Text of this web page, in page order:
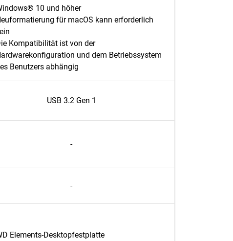
10 und höher
für macOS kann erforderlich
Kompatibilität ist von der
und dem Betriebssystem
Benutzers abhängig
USB 3.2 Gen 1
-
-
Elements-Desktopfestplatte